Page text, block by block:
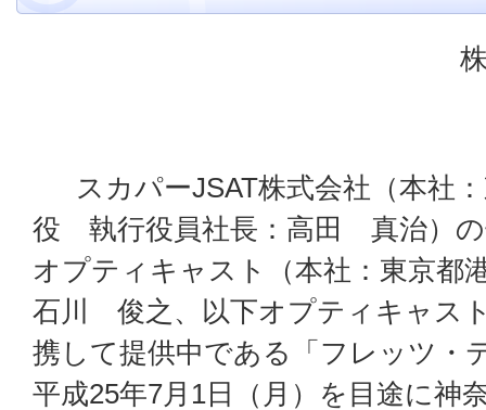
スカパーJSAT株式会社（本社
役 執行役員社長：高田 真治）の
オプティキャスト（本社：東京都
石川 俊之、以下オプティキャス
携して提供中である「フレッツ・
平成25年7月1日（月）を目途に神